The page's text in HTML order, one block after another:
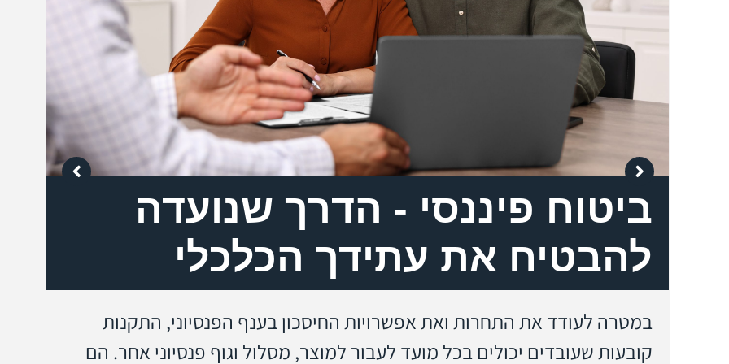
ביטוח פיננסי - הדרך שנועדה
להבטיח את עתידך הכלכלי
במטרה לעודד את התחרות ואת אפשרויות החיסכון בענף הפנסיוני, התקנות
קובעות שעובדים יכולים בכל מועד לעבור למוצר, מסלול וגוף פנסיוני אחר. הם